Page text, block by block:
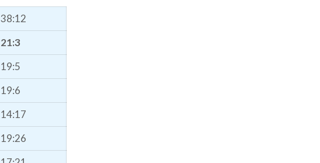
38:12
21:3
19:5
19:6
14:17
19:26